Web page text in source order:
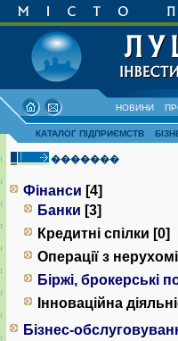
НОВИНИ
КАТАЛОГ ПІДПРИЄМСТВ
�������
Фінанси [4]
Банки [3]
Кредитні спілки [0]
Операції з
Біржі, брокерські
Інноваційна
Бізнес-